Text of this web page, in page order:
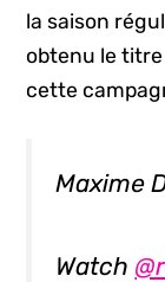
la saison
obtenu le titre
cette
Maxime
Watch